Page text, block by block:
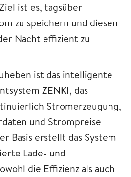
ist es, tagsüber
zu speichern und diesen
Nacht effizient zu
ist das intelligente
ZENKI, das
Stromerzeugung,
und Strompreise
Basis erstellt das System
Lade- und
die Effizienz als auch